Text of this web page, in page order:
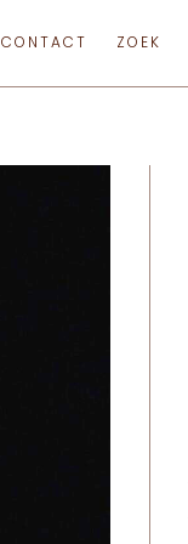
CONTACT ZOEK